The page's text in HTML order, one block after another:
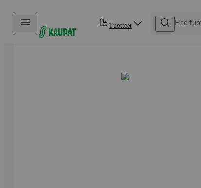
Hyppää sisältöön
Tuotteet